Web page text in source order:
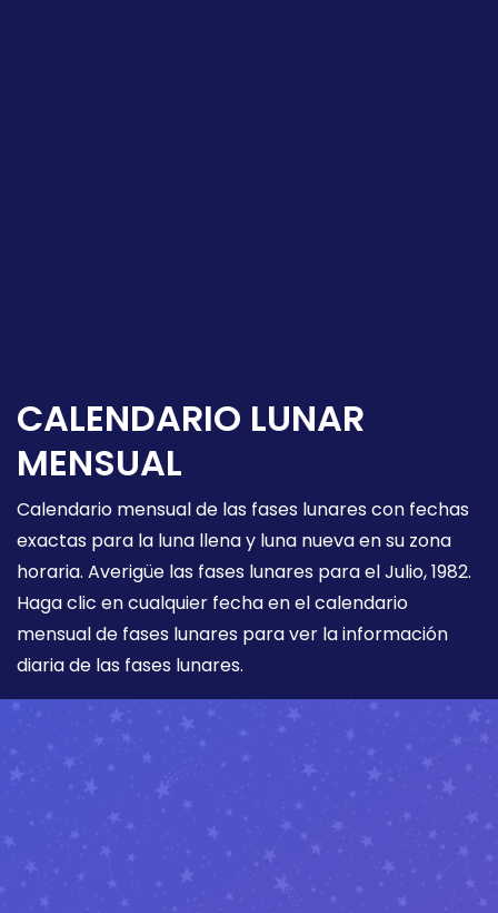
CALENDARIO LUNAR
MENSUAL
Calendario mensual de las fases lunares con fechas
exactas para la luna llena y luna nueva en su zona
horaria. Averigüe las fases lunares para el Julio, 1982.
Haga clic en cualquier fecha en el calendario
mensual de fases lunares para ver la información
diaria de las fases lunares.